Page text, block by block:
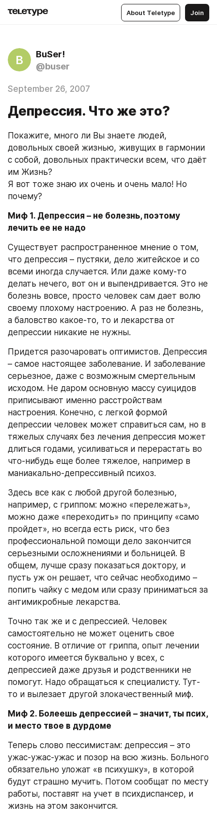
About Teletype Join
B
BuSer!
@buser
September 26, 2007
Депрессия. Что же это?
Покажите, много ли Вы знаете людей,
довольных своей жизнью, живущих в гармонии
с собой, довольных практически всем, что даёт
им Жизнь?
Я вот тоже знаю их очень и очень мало! Но
почему?
Миф 1. Депрессия – не болезнь, поэтому
лечить ее не надо
Существует распространенное мнение о том,
что депрессия – пустяки, дело житейское и со
всеми иногда случается. Или даже кому-то
делать нечего, вот он и выпендривается. Это не
болезнь вовсе, просто человек сам дает волю
своему плохому настроению. А раз не болезнь,
а баловство какое-то, то и лекарства от
депрессии никакие не нужны.
Придется разочаровать оптимистов. Депрессия
– самое настоящее заболевание. И заболевание
серьезное, даже с возможным смертельным
исходом. Не даром основную массу суицидов
приписывают именно расстройствам
настроения. Конечно, с легкой формой
депрессии человек может справиться сам, но в
тяжелых случаях без лечения депрессия может
длиться годами, усиливаться и перерастать во
что-нибудь еще более тяжелое, например в
маниакально-депрессивный психоз.
Здесь все как с любой другой болезнью,
например, с гриппом: можно «перележать»,
можно даже «переходить» по принципу «само
пройдет», но всегда есть риск, что без
профессиональной помощи дело закончится
серьезными осложнениями и больницей. В
общем, лучше сразу показаться доктору, и
пусть уж он решает, что сейчас необходимо –
попить чайку с медом или сразу приниматься за
антимикробные лекарства.
Точно так же и с депрессией. Человек
самостоятельно не может оценить свое
состояние. В отличие от гриппа, опыт лечении
которого имеется буквально у всех, с
депрессией даже друзья и родственники не
помогут. Надо обращаться к специалисту. Тут-
то и вылезает другой злокачественный миф.
Миф 2. Болеешь депрессией – значит, ты псих,
и место твое в дурдоме
Теперь слово пессимистам: депрессия – это
ужас-ужас-ужас и позор на всю жизнь. Больного
обязательно уложат «в психушку», в которой
будут страшно мучить. Потом сообщат по месту
работы, поставят на учет в психдиспансер, и
жизнь на этом закончится.